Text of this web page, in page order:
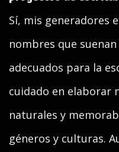
Sí, mis generadores
nombres que
adecuados para la
cuidado en elaborar
naturales y
géneros y culturas.